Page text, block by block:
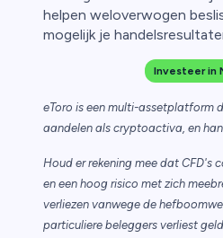
helpen weloverwogen
mogelijk je
Investeer in
eToro is een multi-assetplatform
aandelen als cryptoactiva, en
Houd er rekening mee dat CFD's
en een hoog risico met zich
verliezen vanwege de
particuliere beleggers verliest